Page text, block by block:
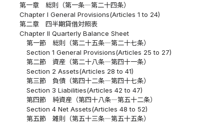
第一章 総則（第一条―第二十四条）
Chapter I General Provisions(Articles 1 to 24)
第二章 四半期貸借対照表
Chapter II Quarterly Balance Sheet
第一節 総則（第二十五条―第二十七条）
Section 1 General Provisions(Articles 25 to 27)
第二節 資産（第二十八条―第四十一条）
Section 2 Assets(Articles 28 to 41)
第三節 負債（第四十二条―第四十七条）
Section 3 Liabilities(Articles 42 to 47)
第四節 純資産（第四十八条―第五十二条）
Section 4 Net Assets(Articles 48 to 52)
第五節 雑則（第五十三条―第五十五条）